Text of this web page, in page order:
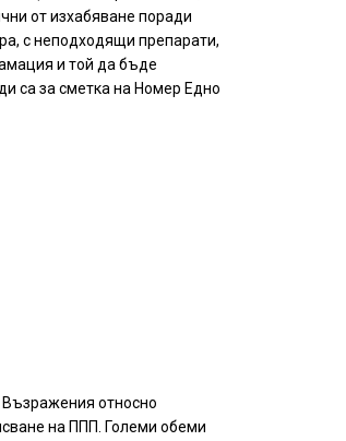
от изхабяване поради
с неподходящи препарати,
и той да бъде
са за сметка на Номер Едно
относно
на ППП. Големи обеми